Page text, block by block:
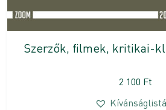
Szerzők, filmek, kritikai-
2 100 Ft